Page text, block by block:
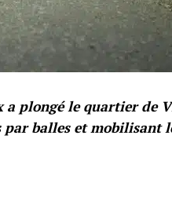
plongé le quartier de
balles et mobilisant